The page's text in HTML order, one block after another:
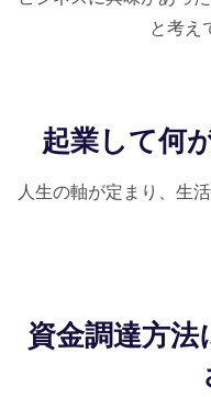
と考え
起業して何
人生の軸が定まり、生
資金調達方